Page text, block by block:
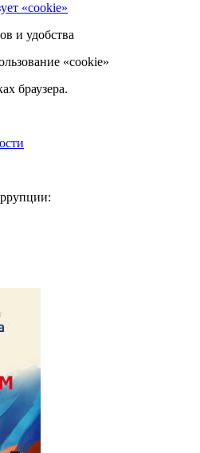
«cookie»
и удобства
«cookie»
браузера.